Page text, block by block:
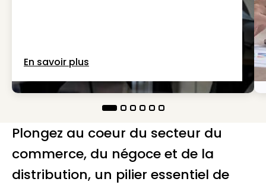
En savoir plus
Plongez au coeur du secteur du
commerce, du négoce et de la
distribution, un pilier essentiel de